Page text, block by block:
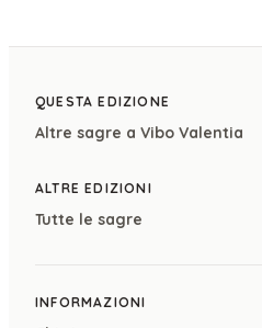
QUESTA EDIZIONE
Altre sagre a Vibo Valentia
ALTRE EDIZIONI
Tutte le sagre
INFORMAZIONI